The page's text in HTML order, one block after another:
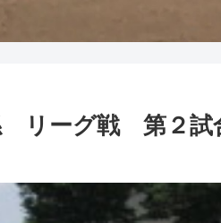
リーグ戦 第２